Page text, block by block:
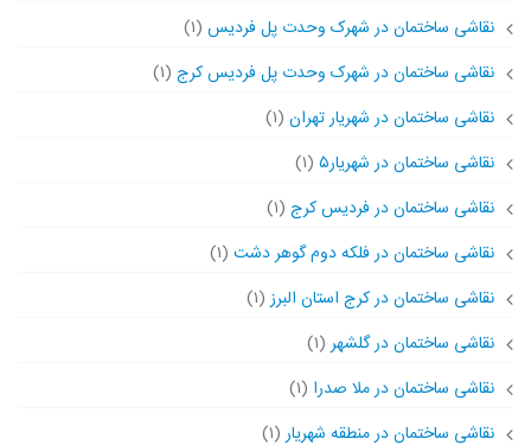
نقاشی ساختمان در شهرک وحدت پل فردیس (۱)
نقاشی ساختمان در شهرک وحدت پل فردیس کرج (۱)
نقاشی ساختمان در شهریار تهران (۱)
نقاشی ساختمان در شهریار۵ (۱)
نقاشی ساختمان در فردیس کرج (۱)
نقاشی ساختمان در فلکه دوم گوهر دشت (۱)
نقاشی ساختمان در کرج استان البرز (۱)
نقاشی ساختمان در گلشهر (۱)
نقاشی ساختمان در ملا صدرا (۱)
نقاشی ساختمان در منطقه شهریار (۱)